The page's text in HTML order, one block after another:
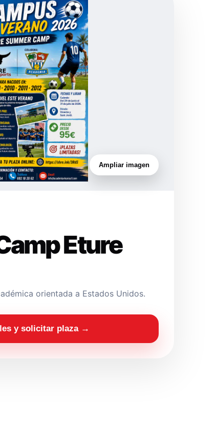
Ampliar imagen
Eture
orientada a Estados Unidos.
y solicitar plaza →